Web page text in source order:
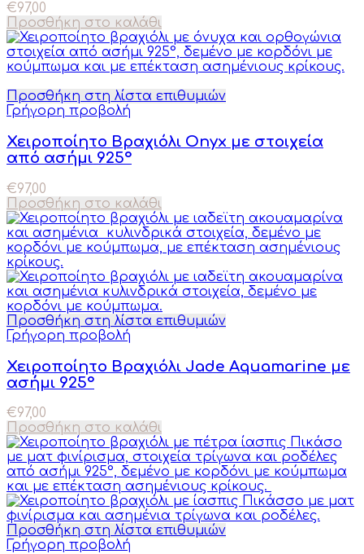
€97,00
Προσθήκη στο καλάθι
Προσθήκη στη λίστα επιθυμιών
Γρήγορη προβολή
Χειροποίητο Βραχιόλι Onyx με στοιχεία
από ασήμι 925°
€97,00
Προσθήκη στο καλάθι
Προσθήκη στη λίστα επιθυμιών
Γρήγορη προβολή
Χειροποίητο Βραχιόλι Jade Aquamarine με
ασήμι 925°
€97,00
Προσθήκη στο καλάθι
Προσθήκη στη λίστα επιθυμιών
Γρήγορη προβολή